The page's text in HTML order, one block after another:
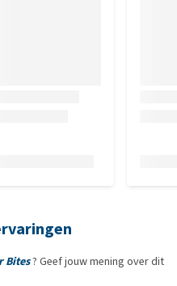
Bites? Geef jouw mening over dit